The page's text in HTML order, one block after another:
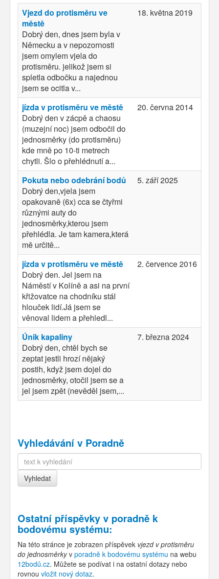
Vjezd do protisměru ve
městě
Dobrý den, dnes jsem byla v
Německu a v nepozornosti
jsem omylem vjela do
protisměru. jelikož jsem si
spletla odbočku a najednou
jsem se ocitla v...
18. května 2019
jízda v protisměru ve městě
Dobrý den v zácpě a chaosu
(muzejní noc) jsem odbočil do
jednosměrky (do protisměru)
kde mně po 10-ti metrech
chytli. Šlo o přehlédnutí a...
20. června 2014
Pokuta nebo odebrání bodů
Dobrý den,vjela jsem
opakovaně (6x) cca se čtyřmi
různými auty do
jednosměrky,kterou jsem
přehlédla. Je tam kamera,která
mě určitě...
5. září 2025
jízda v protisměru ve městě
Dobrý den. Jel jsem na
Náměstí v Kolíně a asi na první
křižovatce na chodníku stál
hlouček lidí.Já jsem se
věnoval lidem a přehledl...
2. července 2016
Únik kapaliny
Dobrý den, chtěl bych se
zeptat jestli hrozí nějaký
postih, když jsem dojel do
jednosměrky, otočil jsem se a
jel jsem zpět (nevěděl jsem,...
7. března 2024
Vyhledávání v Poradně
Ostatní příspěvky v poradně k
bodovému systému:
Na této stránce je zobrazen příspěvek vjezd v protisměru
do jednosměrkyv poradně k bodovému systému na webu
12bodů.cz. Můžete se podívat i na ostatní dotazy nebo
rovnou vložit nový dotaz.